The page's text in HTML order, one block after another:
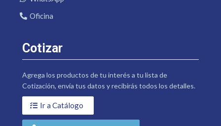
Oficina
Cotizar
Agrega los productos de tu interés a tu lista de
Cotización, envía tus datos y recibirás todos los detalles.
Ir a Catálogo